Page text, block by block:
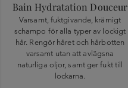
Bain Hydratation Douceur
Varsamt, fuktgivande, krämigt
schampo för alla typer av lockigt
hår. Rengör håret och hårbotten
varsamt utan att avlägsna
naturliga oljor, samt ger fukt till
lockarna.